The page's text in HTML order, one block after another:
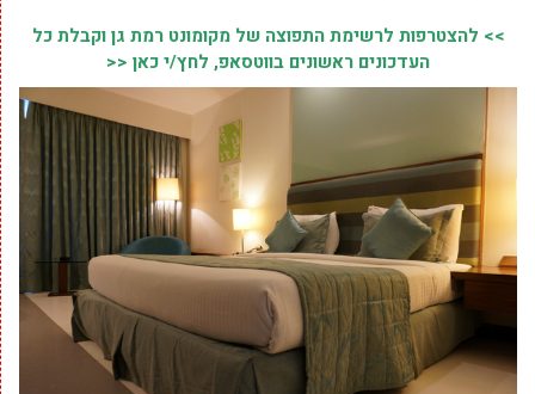
>> להצטרפות לרשימת התפוצה של מקומונט רמת גן וקבלת כל
העדכונים ראשונים בווטסאפ, לחץ/י כאן <<